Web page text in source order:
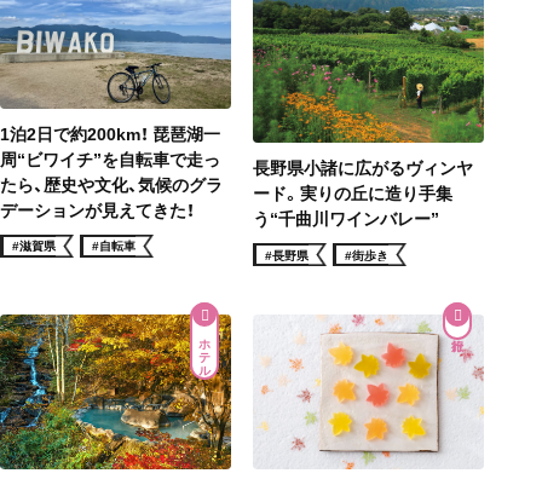
1泊2日で約200km！ 琵琶湖一
周“ビワイチ”を自転車で走っ
たら、歴史や文化、気候のグラ
デーションが見えてきた！
#滋賀県 #自転車
長野県小諸に広がるヴィンヤ
ード。実りの丘に造り手集
う“千曲川ワインバレー”
#長野県 #街歩き
ホテル